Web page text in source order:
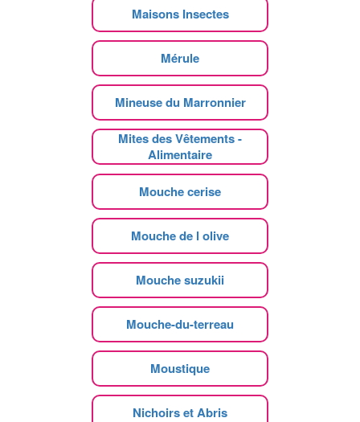
Maisons Insectes
Mérule
Mineuse du Marronnier
Mites des Vêtements -
Alimentaire
Mouche cerise
Mouche de l olive
Mouche suzukii
Mouche-du-terreau
Moustique
Nichoirs et Abris